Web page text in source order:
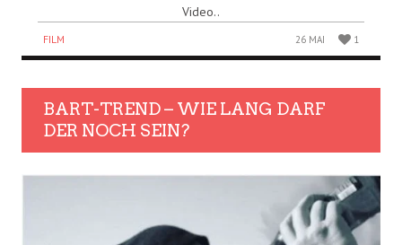
Video..
FILM 26 MAI 1
BART-TREND – WIE LANG DARF
DER NOCH SEIN?